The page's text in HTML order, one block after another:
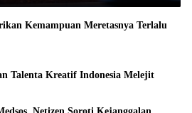
Kemampuan Meretasnya Terlalu
Talenta Kreatif Indonesia Melejit